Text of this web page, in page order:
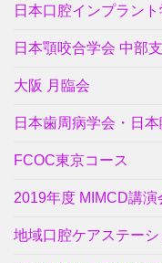
日本口腔インプラン
日本顎咬合学会 中部
大阪 月臨会
日本歯周病学会・日
FCOC東京コース
2019年度 MIMCD講演
地域口腔ケアステー